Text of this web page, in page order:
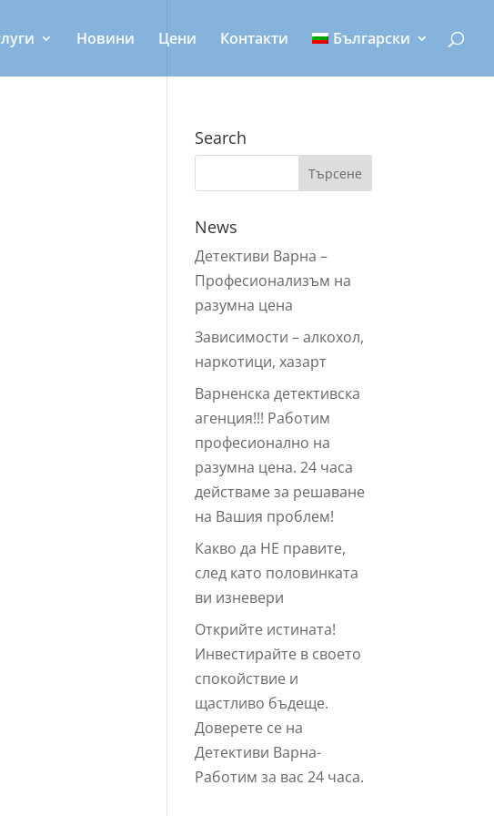
Новини Цени Контакти Български
Search
News
Детективи Варна –
Профeсионализъм на
разумна цена
Зависимости – алкохол,
наркотици, хазарт
Варненска детективска
агенция!!! Работим
професионално на
разумна цена. 24 часа
действаме за решаване
на Вашия проблем!
Какво да НЕ правите,
след като половинката
ви изневери
Открийте истината!
Инвестирайте в своето
спокойствие и
щастливо бъдеще.
Доверете се на
Детективи Варна-
Работим за вас 24 часа.